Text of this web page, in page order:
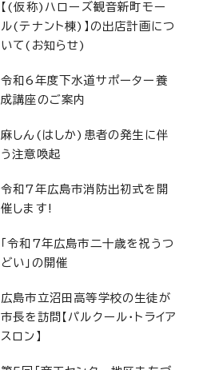
【(仮称)ハローズ観音新町モー
ル(テナント棟)】の出店計画につ
いて(お知らせ)
令和6年度下水道サポーター養
成講座のご案内
麻しん(はしか)患者の発生に伴
う注意喚起
令和7年広島市消防出初式を開
催します!
「令和7年広島市二十歳を祝うつ
どい」の開催
広島市立沼田高等学校の生徒が
市長を訪問【パルクール・トライア
スロン】